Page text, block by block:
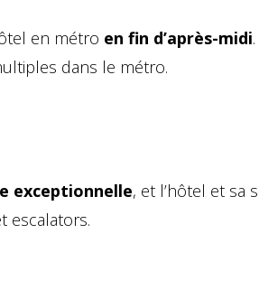
en métro en fin d’après-midi
dans le métro.
exceptionnelle, et l’hôtel et sa
escalators.